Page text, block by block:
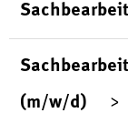
(m/w/d)